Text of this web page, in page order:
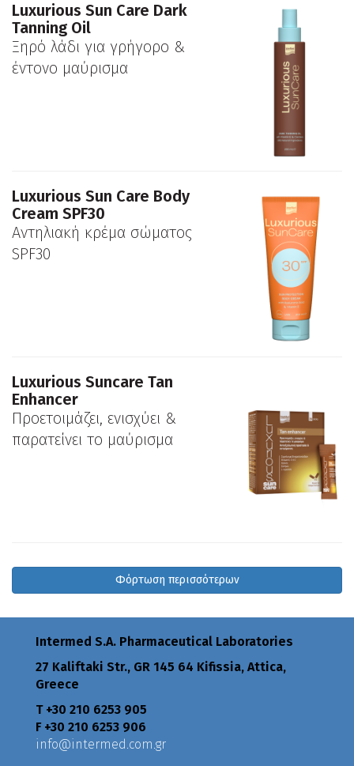
Luxurious Sun Care Dark
Tanning Oil
Ξηρό λάδι για γρήγορο &
έντονο μαύρισμα
Luxurious Sun Care Body
Cream SPF30
Αντηλιακή κρέμα σώματος
SPF30
Luxurious Suncare Tan
Enhancer
Προετοιμάζει, ενισχύει &
παρατείνει το μαύρισμα
Φόρτωση περισσότερων
Intermed S.A. Pharmaceutical Laboratories
27 Kaliftaki Str., GR 145 64 Κifissia, Attica,
Greece
Τ +30 210 6253 905
F +30 210 6253 906
info@intermed.com.gr